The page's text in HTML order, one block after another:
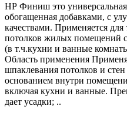
НР Финиш это универсальная
обогащенная добавками, с
качествами. Применяется
потолков жилых помещений
(в т.ч.кухни и ванные
Область применения
шпаклевания потолков и
основанием внутри
включая кухни и ванные.
дает усадки; ..